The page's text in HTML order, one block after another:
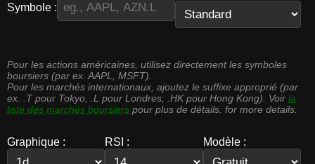
Symbole :
Pour les actions américaines, utilisez directement les symboles
boursiers (par ex. AAPL, MSFT).
Pour les marchés internationaux, ajoutez le suffixe approprié (par
ex. .T pour Tokyo, .L pour Londres, .HK pour Hong Kong). Voir la
liste des marchés boursiers pour plus de détails. for more details.
Graphique : RSI : Modèle :